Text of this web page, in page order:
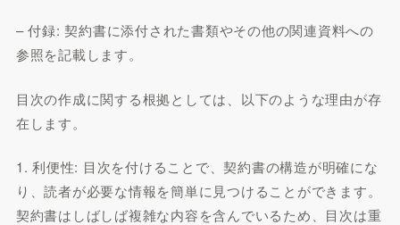
– 付録: 契約書に添付された書類やその他の関連資料への
参照を記載します。
目次の作成に関する根拠としては、以下のような理由が存
在します。
1. 利便性: 目次を付けることで、契約書の構造が明確にな
り、読者が必要な情報を簡単に見つけることができます。
契約書はしばしば複雑な内容を含んでいるため、目次は重